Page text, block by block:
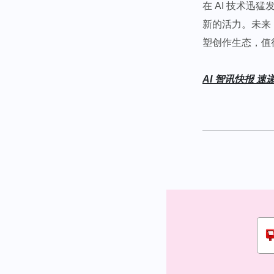
在 AI 技术迅猛
新的活力。未
塑创作生态，
AI 智讯快报 速